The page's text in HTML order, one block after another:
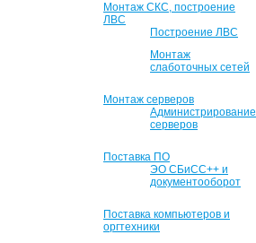
Монтаж СКС, построение
ЛВС
Построение ЛВС
Монтаж
слаботочных сетей
Монтаж серверов
Администрирование
серверов
Поставка ПО
ЭО СБиСС++ и
документооборот
Поставка компьютеров и
оргтехники